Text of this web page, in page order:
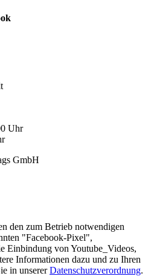
Uhr
GmbH
den zum Betrieb notwendigen
"Facebook-Pixel",
Einbindung von Youtube_Videos,
Informationen dazu und zu Ihren
in unsererDatenschutzverordnung.